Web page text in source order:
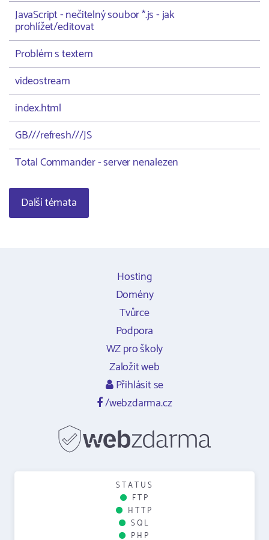
JavaScript - nečitelný soubor *.js - jak
prohlížet/editovat
Problém s textem
videostream
index.html
GB///refresh///JS
Total Commander - server nenalezen
Další témata
Hosting
Domény
Tvůrce
Podpora
WZ pro školy
Založit web
Přihlásit se
/webzdarma.cz
STATUS
FTP
HTTP
SQL
PHP